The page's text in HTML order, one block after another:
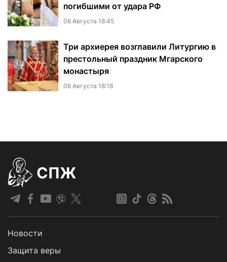
погибшими от удара РФ
06 Августа 18:45
Три архиерея возглавили Литургию в
престольный праздник Мгарского
монастыря
06 Августа 18:18
СПЖ
Новости
Защита веры